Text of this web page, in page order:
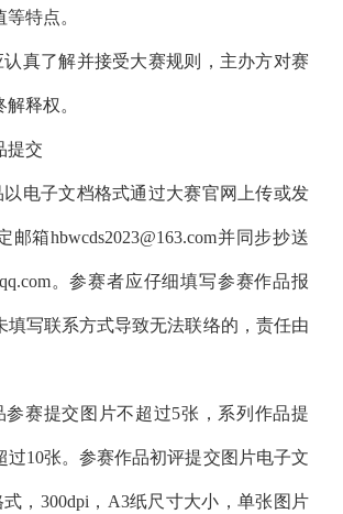
特点。
认真了解并接受大赛规则，主办方对赛
释权。
提交
以电子文档格式通过大赛官网上传或发
邮箱hbwcds2023@163.com并同步抄送
。参赛者应仔细填写参赛作品报
填写联系方式导致无法联络的，责任由
参赛提交图片不超过5张，系列作品提
过10张。参赛作品初评提交图片电子文
式，300dpi，A3纸尺寸大小，单张图片